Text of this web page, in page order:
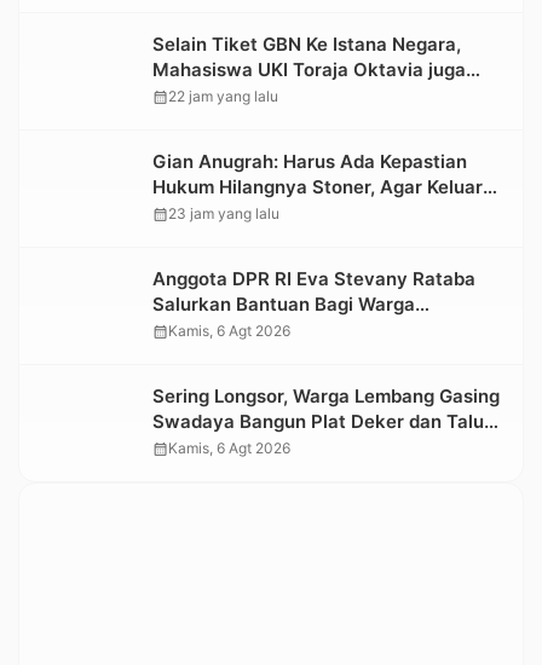
Selain Tiket GBN Ke Istana Negara,
Mahasiswa UKI Toraja Oktavia juga
Lolos ke Pekan Seni Mahasiswa
calendar_month22 jam yang lalu
Gian Anugrah: Harus Ada Kepastian
Hukum Hilangnya Stoner, Agar Keluarga
tidak Larut dalam Trauma dan
calendar_month23 jam yang lalu
Anggota DPR RI Eva Stevany Rataba
Salurkan Bantuan Bagi Warga
Terdampak Longsor di Buntu Pepasan
calendar_monthKamis, 6 Agt 2026
Sering Longsor, Warga Lembang Gasing
Swadaya Bangun Plat Deker dan Talut
Jalan Penghubung Antar Lembang
calendar_monthKamis, 6 Agt 2026